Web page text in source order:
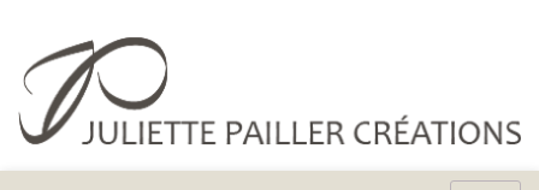
content
Juliette